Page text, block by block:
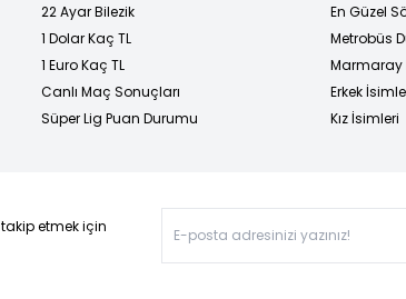
22 Ayar Bilezik
1 Dolar Kaç TL
1 Euro Kaç TL
Canlı Maç Sonuçları
Süper Lig Puan Durumu
En Güzel
Metrobüs
Marmaray
Erkek
Kız İsimleri
etmek için